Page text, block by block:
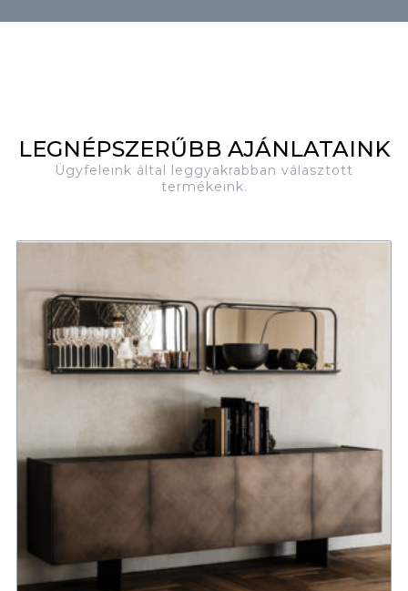
LEGNÉPSZERŰBB AJÁNLATAINK
Ügyfeleink által leggyakrabban választott
termékeink.